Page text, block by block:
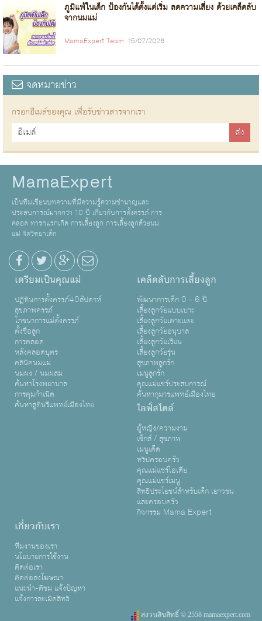
ภูมิแพ้ในเด็ก ป้องกันได้ตั้งแต่เริ่ม ลดความเสี่ยง ด้วยเคล็ดลับ
จากนมแม่
MamaExpert Team 15/07/2026
จดหมายข่าว
กรอกอีเมล์ของคุณ เพื่อรับข่าวสารจากเรา
MamaExpert
เป็นทีมเขียนบทความที่มีความรู้ความชำนาญและ
ประสบการณ์มากกว่า 10 ปี เกี่ยวกับการตั้งครรภ์ การ
คลอด ทารกแรกเกิด การเลี้ยงลูก การเลี้ยงลูกด้วยนม
แม่ จิตวิทยาเด็ก
เตรียมเป็นคุณแม่
ปฏิทินการตั้งครรภ์40สัปดาห์
สุขภาพครรภ์
โภชนาการแม่ตั้งครรภ์
ตั้งชื่อลูก
การคลอด
หลังคลอดบุตร
คลินิคนมแม่
นมผง / นมผสม
ค้นหาโรงพยาบาล
การคุมกำเนิด
ค้นหาสูตินรีแพทย์เมืองไทย
เคล็ดลับการเลี้ยงลูก
พัฒนาการเด็ก 0 - 6 ปี
เลี้ยงลูกวัยแบบเบาะ
เลี้ยงลูกวัยเตาะเเตะ
เลี้ยงลูกวัยอนุบาล
เลี้ยงลูกวัยเรียน
เลี้ยงลูกวัยรุ่น
สุขภาพลูกรัก
เมนูลูกรัก
คุณแม่แชร์ประสบการณ์
ค้นหากุมารแพทย์เมืองไทย
ไลฟ์สไตล์
ผู้หญิง/ความงาม
เซ็กส์ / สุขภาพ
เมนูเด็ด
ทริปครอบครัว
คุณแม่แชร์ไอเดีย
คุณแม่แชร์เมนู
สิทธิประโยชน์สำหรับเด็ก เยาวชน
และครอบครัว
กิจกรรม Mama Expert
เกี่ยวกับเรา
ทีมงานของเรา
นโยบายการใช้งาน
ติดต่อเรา
ติดต่อลงโฆษณา
แนะนำ-ติชม แจ้งปัญหา
แจ้งการละเมิดสิทธิ
สงวนลิขสิทธิ์ © 2558 mamaexpert.com